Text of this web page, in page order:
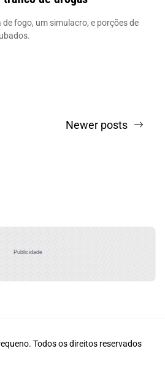
fogo, um simulacro, e porções de
Newer posts
Publicidade
Todos os direitos reservados